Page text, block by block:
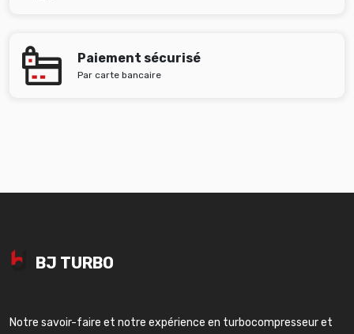
Paiement sécurisé
Par carte bancaire
BJ TURBO
Notre savoir-faire et notre expérience en turbocompresseur et